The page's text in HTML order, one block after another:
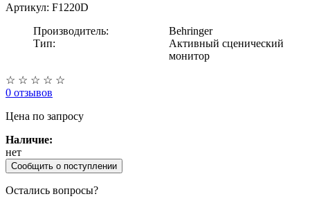
Артикул: F1220D
Производитель:
Behringer
Тип:
Активный сценический
монитор
☆ ☆ ☆ ☆ ☆
0 отзывов
Цена по запросу
Наличие:
нет
Сообщить о поступлении
Остались вопросы?